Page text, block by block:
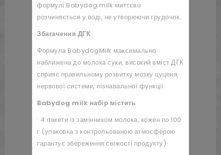
формулі Babydog milk миттєво
розчиняється у воді, не утворюючи грудочок.
Збагачення ДГК
Формула BabydogMilk максимально
наближена до молока суки, високий вміст ДГК
сприяє правильному розвитку мозку цуценя,
нервової системи, пізнавальної функції.
Babydog milk набір містить
· 4 пакети із замінником молока, кожен по 100
г (упаковка з контрольованою атмосферою
гарантує збереження свіжості продукту)